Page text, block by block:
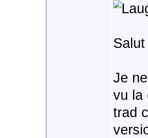
Je
vu la
trad